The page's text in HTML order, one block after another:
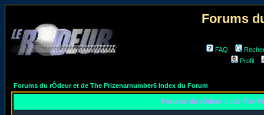
Forums
FAQ
Profil
Forums du rÔdeur et de The Prizenarnumber6 Index du Forum
Forums du rÔdeur et de The